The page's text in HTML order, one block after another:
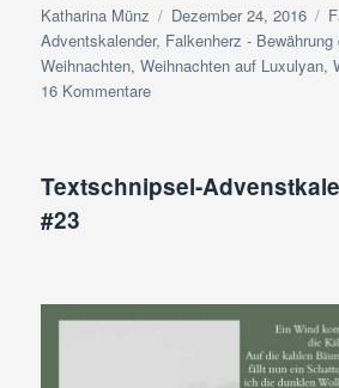
Autor
Katharina Münz
Veröffentlicht
am
Dezember 24, 2016
Adventskalender, Falkenherz -
Weihnachten,Weihnachten auf Luxulyan,
16 Kommentarezu
#24
Textschnipsel-
#23